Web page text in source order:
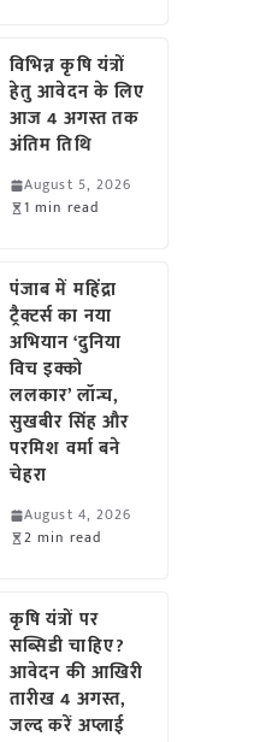
विभिन्न कृषि यंत्रों
हेतु आवेदन के लिए
आज 4 अगस्त तक
अंतिम तिथि
August 5, 2026
1 min read
पंजाब में महिंद्रा
ट्रैक्टर्स का नया
अभियान ‘दुनिया
विच इक्को
ललकार’ लॉन्च,
सुखबीर सिंह और
परमिश वर्मा बने
चेहरा
August 4, 2026
2 min read
कृषि यंत्रों पर
सब्सिडी चाहिए?
आवेदन की आखिरी
तारीख 4 अगस्त,
जल्द करें अप्लाई